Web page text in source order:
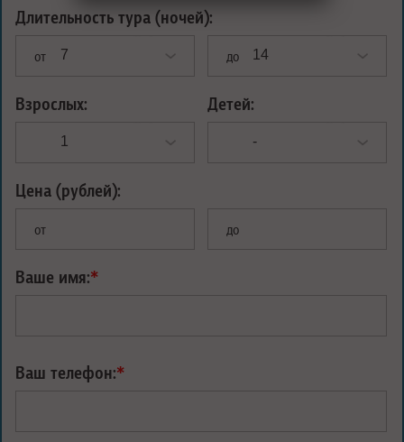
Длительность тура (ночей):
от до
Взрослых: Детей:
Цена (рублей):
от до
Ваше имя:*
Ваш телефон:*